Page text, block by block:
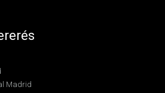
Madrid